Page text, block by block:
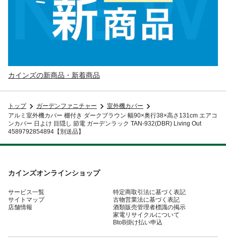
カインズの新商品・新着商品
トップ ガーデンファニチャー
室外機カバー
アルミ室外機カバー 棚付き ダークブラウン 幅90×奥行38×高さ131cm エアコ
ンカバー 日よけ 目隠し 節電 ガーデンラック TAN-932(DBR) Living Out
4589792854894【別送品】
カインズオンラインショップ
サービス一覧
サイトマップ
店舗情報
特定商取引法に基づく表記
古物営業法に基づく表記
酒類販売管理者標識の掲示
家電リサイクルについて
BtoB掛け払い申込